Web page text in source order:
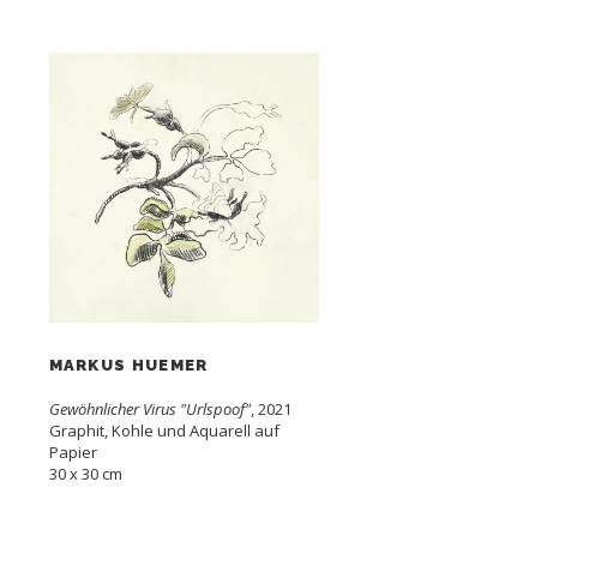
MARKUS HUEMER
Gewöhnlicher Virus "Urlspoof", 2021
Graphit, Kohle und Aquarell auf
Papier
30 x 30 cm